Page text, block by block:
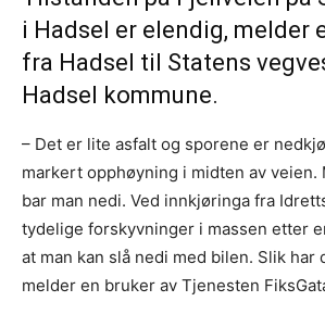
i Hadsel er elendig, melder
fra Hadsel til Statens
Hadsel kommune.
– Det er lite asfalt og sporene er
markert opphøyning i midten av veien.
bar man nedi. Ved innkjøringa fra
tydelige forskyvninger i massen etter
at man kan slå nedi med bilen. Slik
melder en bruker av Tjenesten